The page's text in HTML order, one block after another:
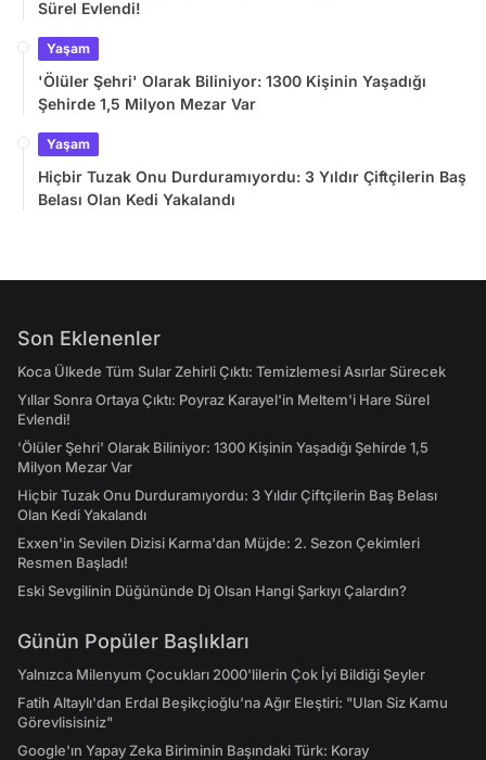
Sürel Evlendi!
Yaşam
'Ölüler Şehri' Olarak Biliniyor: 1300 Kişinin Yaşadığı
Şehirde 1,5 Milyon Mezar Var
Yaşam
Hiçbir Tuzak Onu Durduramıyordu: 3 Yıldır Çiftçilerin Baş
Belası Olan Kedi Yakalandı
Son Eklenenler
Koca Ülkede Tüm Sular Zehirli Çıktı: Temizlemesi Asırlar Sürecek
Yıllar Sonra Ortaya Çıktı: Poyraz Karayel'in Meltem'i Hare Sürel
Evlendi!
'Ölüler Şehri' Olarak Biliniyor: 1300 Kişinin Yaşadığı Şehirde 1,5
Milyon Mezar Var
Hiçbir Tuzak Onu Durduramıyordu: 3 Yıldır Çiftçilerin Baş Belası
Olan Kedi Yakalandı
Exxen'in Sevilen Dizisi Karma'dan Müjde: 2. Sezon Çekimleri
Resmen Başladı!
Eski Sevgilinin Düğününde Dj Olsan Hangi Şarkıyı Çalardın?
Günün Popüler Başlıkları
Yalnızca Milenyum Çocukları 2000'lilerin Çok İyi Bildiği Şeyler
Fatih Altaylı'dan Erdal Beşikçioğlu'na Ağır Eleştiri: "Ulan Siz Kamu
Görevlisisiniz"
Google'ın Yapay Zeka Biriminin Başındaki Türk: Koray